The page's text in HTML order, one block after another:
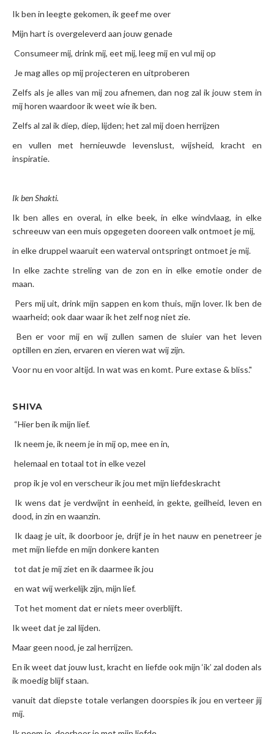
Ik ben in leegte gekomen, ik geef me over
Mijn hart is overgeleverd aan jouw genade
Consumeer mij, drink mij, eet mij, leeg mij en vul mij op
Je mag alles op mij projecteren en uitproberen
Zelfs als je alles van mij zou afnemen, dan nog zal ik jouw stem in
mij horen waardoor ik weet wie ik ben.
Zelfs al zal ik diep, diep, lijden; het zal mij doen herrijzen
en vullen met hernieuwde levenslust, wijsheid, kracht en
inspiratie.
Ik ben Shakti.
Ik ben alles en overal, in elke beek, in elke windvlaag, in elke
schreeuw van een muis opgegeten dooreen valk ontmoet je mij,
in elke druppel waaruit een waterval ontspringt ontmoet je mij.
In elke zachte streling van de zon en in elke emotie onder de
maan.
Pers mij uit, drink mijn sappen en kom thuis, mijn lover. Ik ben de
waarheid; ook daar waar ik het zelf nog niet zie.
Ben er voor mij en wij zullen samen de sluier van het leven
optillen en zien, ervaren en vieren wat wij zijn.
Voor nu en voor altijd. In wat was en komt. Pure extase & bliss."
SHIVA
“Hier ben ik mijn lief.
Ik neem je, ik neem je in mij op, mee en in,
helemaal en totaal tot in elke vezel
prop ik je vol en verscheur ik jou met mijn liefdeskracht
Ik wens dat je verdwijnt in eenheid, in gekte, geilheid, leven en
dood, in zin en waanzin.
Ik daag je uit, ik doorboor je, drijf je in het nauw en penetreer je
met mijn liefde en mijn donkere kanten
tot dat je mij ziet en ik daarmee ik jou
en wat wij werkelijk zijn, mijn lief.
Tot het moment dat er niets meer overblijft.
Ik weet dat je zal lijden.
Maar geen nood, je zal herrijzen.
En ik weet dat jouw lust, kracht en liefde ook mijn ‘ik’ zal doden als
ik moedig blijf staan.
vanuit dat diepste totale verlangen doorspies ik jou en verteer jij
mij.